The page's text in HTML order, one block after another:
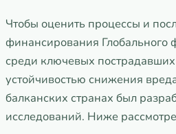
Чтобы оценить процессы и
финансирования Глобального
среди ключевых
устойчивостью снижения
балканских странах был
исследований. Ниже